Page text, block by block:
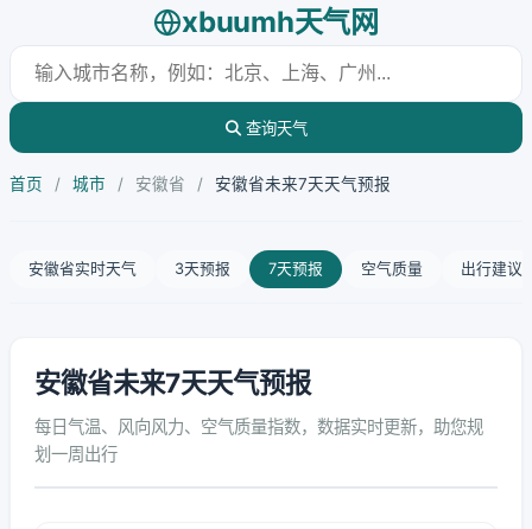
xbuumh天气网
查询天气
首页 / 城市 / 安徽省 / 安徽省未来7天天气预报
安徽省实时天气 3天预报 7天预报 空气质量 出行建议
安徽省未来7天天气预报
每日气温、风向风力、空气质量指数，数据实时更新，助您规
划一周出行